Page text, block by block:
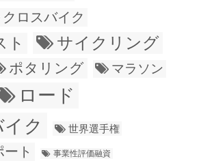
クロスバイク
ト サイクリング
ポタリング マラソン
ロード
ク
世界選手権
ト 事業性評価融資